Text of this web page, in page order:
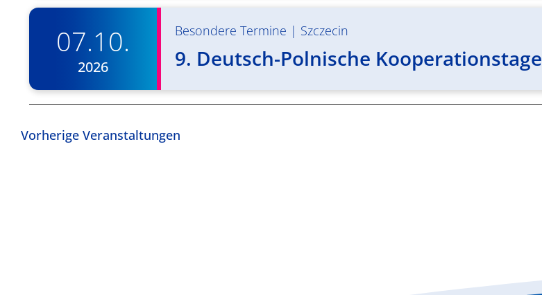
07.10.
2026
Besondere Termine | Szczecin
9. Deutsch-Polnische Kooperationstage
VorherigeVeranstaltungen